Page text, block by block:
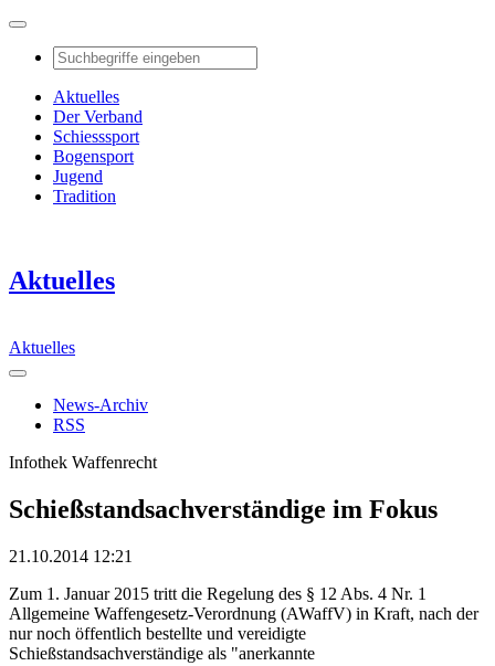
Aktuelles
Der Verband
Schiesssport
Bogensport
Jugend
Tradition
Aktuelles
Aktuelles
News-Archiv
RSS
Infothek Waffenrecht
Schießstandsachverständige im Fokus
21.10.2014 12:21
Zum 1. Januar 2015 tritt die Regelung des § 12 Abs. 4 Nr. 1
Allgemeine Waffengesetz-Verordnung (AWaffV) in Kraft, nach der
nur noch öffentlich bestellte und vereidigte
Schießstandsachverständige als "anerkannte